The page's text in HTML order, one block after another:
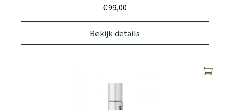
€ 99,00
Bekijk details